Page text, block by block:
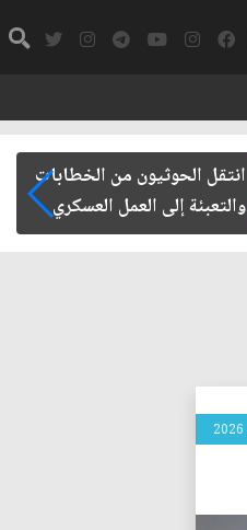
انتقل الحوثيون من الخطابات
والتعبئة إلى العمل العسكري